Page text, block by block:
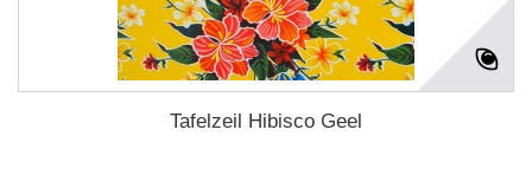
Tafelzeil Hibisco Geel